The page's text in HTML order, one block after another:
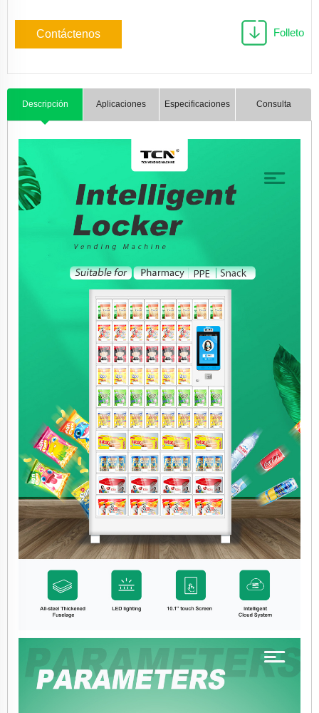
Contáctenos Folleto
Descripción Aplicaciones Especificaciones Consulta